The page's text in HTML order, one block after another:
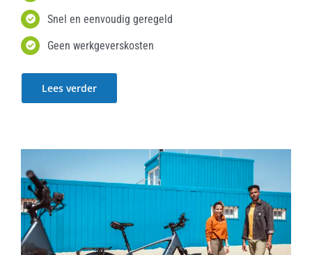
Snel en eenvoudig geregeld
Geen werkgeverskosten
Lees verder